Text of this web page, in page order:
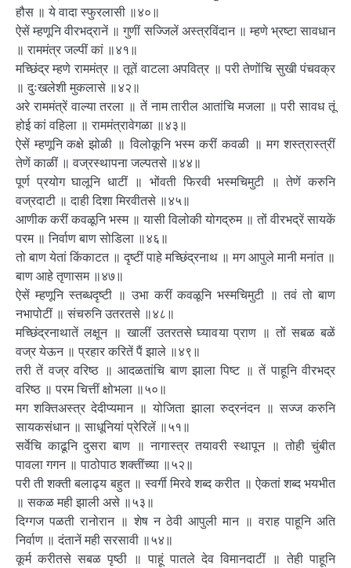
हौस ॥ ये वादा स्फुरलासी ॥४०॥
ऐसें म्हणूनि वीरभद्रानें ॥ गुणीं सज्जिलें अस्त्रविंदान ॥ म्हणे भ्रष्टा सावधान
॥ राममंत्र जल्पीं कां ॥४१॥
मच्छिंद्र म्हणे राममंत्र ॥ तूतें वाटला अपवित्र ॥ परी तेणोंचि सुखी पंचवक्र
॥ दुःखलेशी मुकलासे ॥४२॥
अरे राममंत्रें वाल्या तरला ॥ तें नाम तारील आतांचि मजला ॥ परी सावध तूं
होई कां वहिला ॥ राममंत्रावेगळा ॥४३॥
ऐसें म्हणूनि कक्षे झोळी ॥ विलोकूनि भस्म करीं कवळी ॥ मग शस्त्रास्त्रीं
तेणें काळीं ॥ वज्रस्थापना जल्पतसे ॥४४॥
पूर्ण प्रयोग घालूनि धाटीं ॥ भोंवती फिरवी भस्मचिमुटी ॥ तेणें करुनि
वज्रदाटी ॥ दाही दिशा मिरवीतसे ॥४५॥
आणीक करीं कवळूनि भस्म ॥ यासी विलोकी योगद्रुम ॥ तों वीरभद्रें सायकें
परम ॥ निर्वाण बाण सोडिला ॥४६॥
तो बाण येतां किंकाटत ॥ दृष्टीं पाहे मच्छिंद्रनाथ ॥ मग आपुले मानी मनांत ॥
बाण आहे तृणासम ॥४७॥
ऐसें म्हणूनि स्तब्धदृष्टी ॥ उभा करीं कवळूनि भस्मचिमुटी ॥ तवं तो बाण
नभापोटीं ॥ संचरुनि उतरतसे ॥४८॥
मच्छिंद्रनाथातें लक्षून ॥ खालीं उतरतसे घ्यावया प्राण ॥ तों सबळ बळें
वज्र येऊन ॥ प्रहार करितें पैं झाले ॥४९॥
तरी तें वज्र वरिष्ठ ॥ आदळतांचि बाण झाला पिष्ट ॥ तें पाहूनि वीरभद्र
वरिष्ठ ॥ परम चित्तीं क्षोभला ॥५०॥
मग शक्तिअस्त्र देदीप्यमान ॥ योजिता झाला रुद्रनंदन ॥ सज्ज करुनि
सायकसंधान ॥ साधूनियां प्रेरिलें ॥५१॥
सर्वेचि काढूनि दुसरा बाण ॥ नागास्त्र तयावरी स्थापून ॥ तोही चुंबीत
पावला गगन ॥ पाठोपाठ शक्तींच्या ॥५२॥
परी ती शक्ती बलाढ्य बहुत ॥ स्वर्गी मिरवे शब्द करीत ॥ ऐकतां शब्द भयभीत
॥ सकळ मही झाली असे ॥५३॥
दिग्गज पळती रानोरान ॥ शेष न ठेवी आपुली मान ॥ वराह पाहूनि अति
निर्वाण ॥ दंतानें मही सरसावी ॥५४॥
कूर्म करीतसे सबळ पृष्ठी ॥ पाहूं पातले देव विमानदाटीं ॥ तेही पाहूनि